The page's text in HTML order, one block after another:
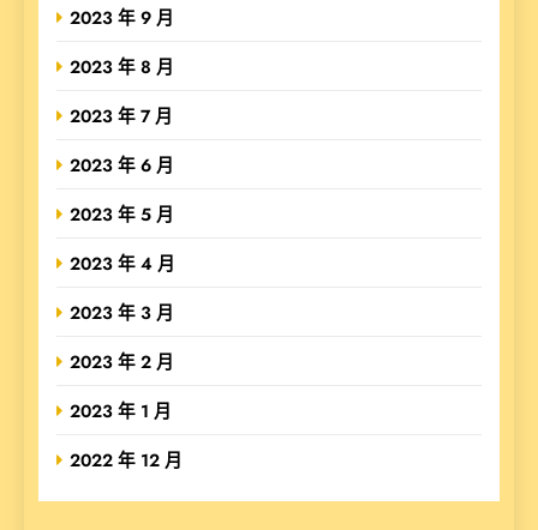
2023 年 9 月
2023 年 8 月
2023 年 7 月
2023 年 6 月
2023 年 5 月
2023 年 4 月
2023 年 3 月
2023 年 2 月
2023 年 1 月
2022 年 12 月